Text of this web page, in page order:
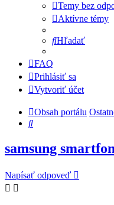
Temy bez
Aktívne témy
Hľadať
FAQ
Prihlásiť sa
Vytvoriť účet
Obsah portálu
Hľadať
samsung
Napísať odpoveď